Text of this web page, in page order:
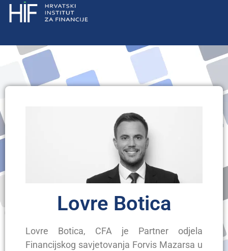
Lovre Botica
Lovre Botica, CFA je Partner odjela
Financijskog savjetovanja Forvis Mazarsa u